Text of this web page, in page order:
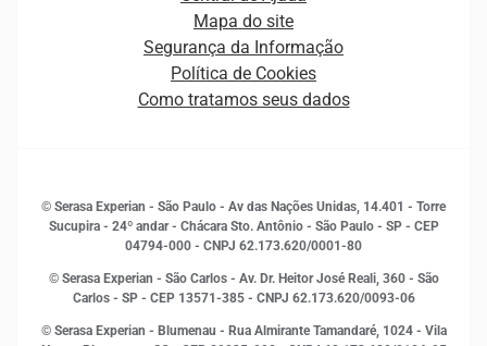
Curso Gratuito de Saúde Financeira
Empreendedorismo
Estudos e Pesquisas
Inovação e Tecnologia
Leis e impostos
Marketing
Open Finance
Estrutura Organizacional
Sala de Imprensa
Mapa do site
Segurança da Informação
Política de Cookies
Como tratamos seus dados
© Serasa Experian - São Paulo - Av das Nações Unidas, 14.401 - Torre
Sucupira - 24º andar - Chácara Sto. Antônio - São Paulo - SP - CEP
04794-000 - CNPJ 62.173.620/0001-80
© Serasa Experian - São Carlos - Av. Dr. Heitor José Reali, 360 - São
Carlos - SP - CEP 13571-385 - CNPJ 62.173.620/0093-06
© Serasa Experian - Blumenau - Rua Almirante Tamandaré, 1024 - Vila